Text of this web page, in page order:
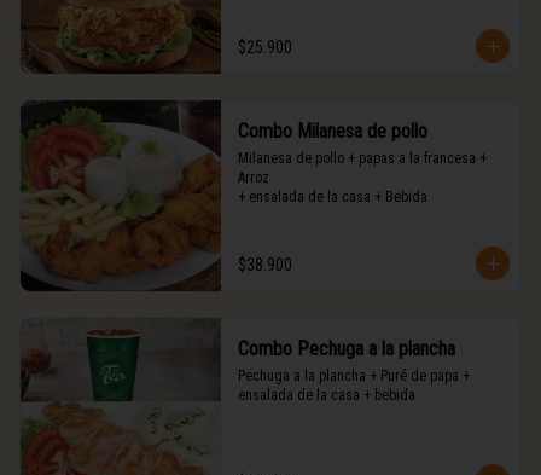
$25.900
Combo Milanesa de pollo
Milanesa de pollo + papas a la francesa +
Arroz
+ ensalada de la casa + Bebida
$38.900
Combo Pechuga a la plancha
Pechuga a la plancha + Puré de papa +
ensalada de la casa + bebida